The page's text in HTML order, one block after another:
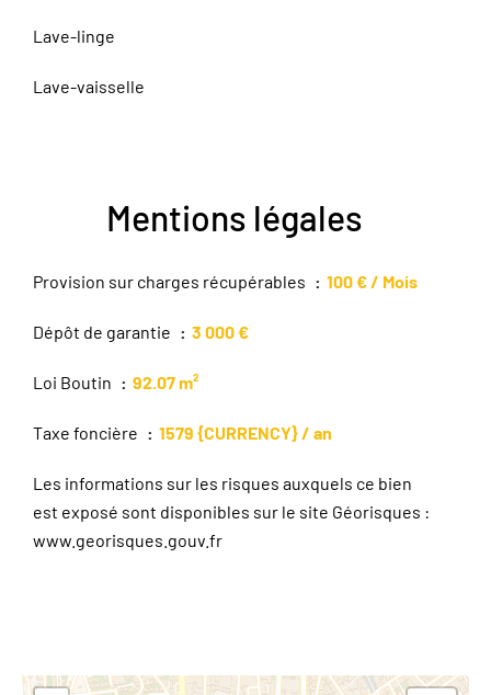
Lave-linge
Lave-vaisselle
Mentions légales
Provision sur charges récupérables 100 € / Mois
Dépôt de garantie 3 000 €
Loi Boutin 92.07 m²
Taxe foncière 1579 {CURRENCY} / an
Les informations sur les risques auxquels ce bien
est exposé sont disponibles sur le site Géorisques :
www.georisques.gouv.fr